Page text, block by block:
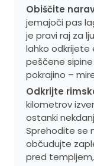
Obiščite
jemajoči pas
je pravi raj za
lahko odkrijete
peščene
pokrajino –
Odkrijte
kilometrov
ostanki
Sprehodite se
občudujte
pred